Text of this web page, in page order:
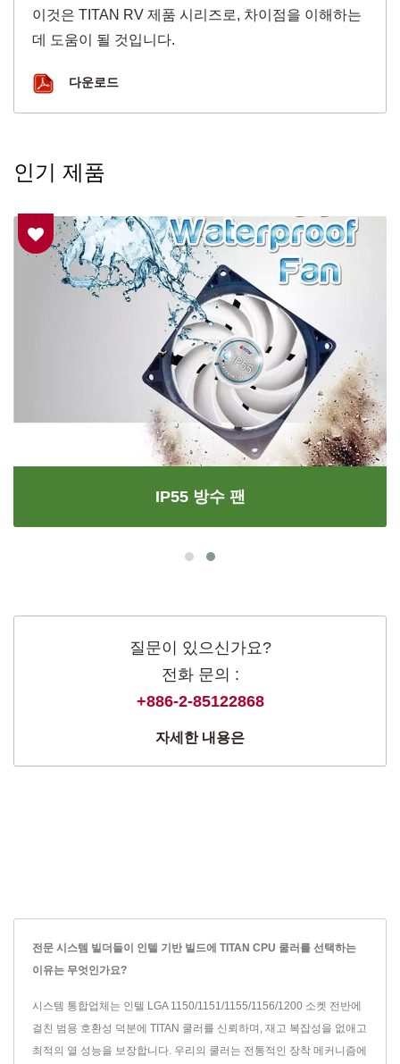
이것은 TITAN RV 제품 시리즈로, 차이점을 이해하는
데 도움이 될 것입니다.
다운로드
인기 제품
IP55 방수 팬
질문이 있으신가요?
전화 문의 :
+886-2-85122868
자세한 내용은
전문 시스템 빌더들이 인텔 기반 빌드에 TITAN CPU 쿨러를 선택하는
이유는 무엇인가요?
시스템 통합업체는 인텔 LGA 1150/1151/1155/1156/1200 소켓 전반에
걸친 범용 호환성 덕분에 TITAN 쿨러를 신뢰하며, 재고 복잡성을 없애고
최적의 열 성능을 보장합니다. 우리의 쿨러는 전통적인 장착 메커니즘에